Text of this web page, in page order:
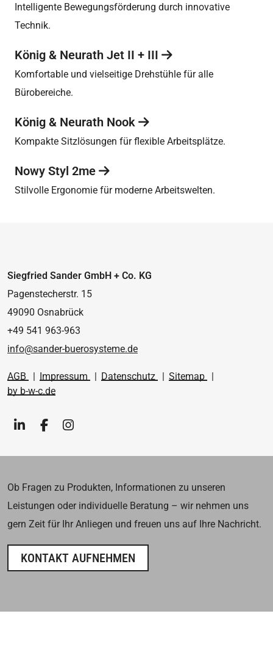
Intelligente Bewegungsförderung durch innovative
Technik.
König & Neurath Jet II + III
Komfortable und vielseitige Drehstühle für alle
Bürobereiche.
König & Neurath Nook
Kompakte Sitzlösungen für flexible Arbeitsplätze.
Nowy Styl 2me
Stilvolle Ergonomie für moderne Arbeitswelten.
Siegfried Sander GmbH + Co. KG
Pagenstecherstr. 15
49090 Osnabrück
+49 541 963-963
info@sander-buerosysteme.de
AGB | Impressum | Datenschutz | Sitemap
|
by b-w-c.de
Ob Fragen zu Produkten, Informationen zu unseren
Leistungen oder individuelle Beratung – wir nehmen uns
gern Zeit für Ihr Anliegen und freuen uns auf Ihre Nachricht.
KONTAKT AUFNEHMEN